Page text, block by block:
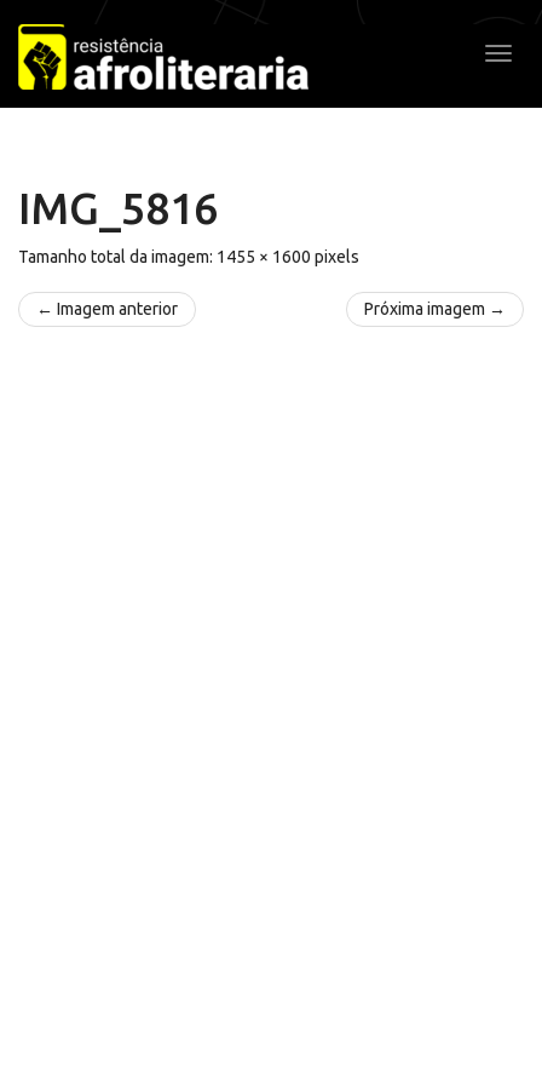
Pular
para
o
conteúdo
IMG_5816
Tamanho total da imagem: 1455 × 1600 pixels
← Imagem anterior Próxima imagem →